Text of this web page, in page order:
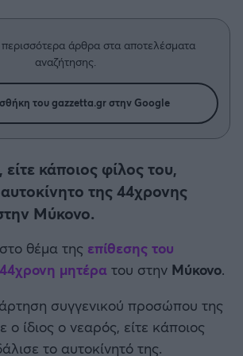
Αθηνών
Πόλη
άρθρα στα αποτελέσματα
αναζήτησης.
του gazzetta.gr στην Google
κάποιος φίλος του,
της 44χρονης
Μύκονο.
θέμα της επίθεσης του
μητέρα του στην Μύκονο.
συγγενικού προσώπου της
ο ίδιος ο νεαρός, είτε κάποιος
το αυτοκίνητό της.